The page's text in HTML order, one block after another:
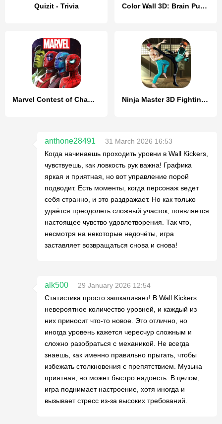
Quizit - Trivia Color Wall 3D: Brain Puzzle
Marvel Contest of Champions Ninja Master 3D Fighting Games
anthone28491
31 March 2026 16:53
Когда начинаешь проходить уровни в Wall Kickers,
чувствуешь, как ловкость рук важна! Графика
яркая и приятная, но вот управление порой
подводит. Есть моменты, когда персонаж ведет
себя странно, и это раздражает. Но как только
удаётся преодолеть сложный участок, появляется
настоящее чувство удовлетворения. Так что,
несмотря на некоторые недочёты, игра
заставляет возвращаться снова и снова!
alk500
29 January 2026 12:54
Статистика просто зашкаливает! В Wall Kickers
невероятное количество уровней, и каждый из
них приносит что-то новое. Это отлично, но
иногда уровень кажется чересчур сложным и
сложно разобраться с механикой. Не всегда
знаешь, как именно правильно прыгать, чтобы
избежать столкновения с препятствием. Музыка
приятная, но может быстро надоесть. В целом,
игра поднимает настроение, хотя иногда и
вызывает стресс из-за высоких требований.